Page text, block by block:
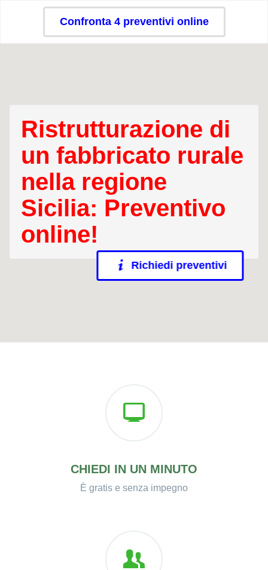
Confronta 4 preventivi online
Ristrutturazione di
un fabbricato rurale
nella regione
Sicilia: Preventivo
online!
Richiedi preventivi
CHIEDI IN UN MINUTO
È gratis e senza impegno